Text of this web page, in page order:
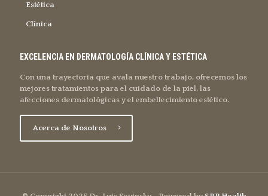
Estética
Clínica
EXCELENCIA EN DERMATOLOGÍA CLÍNICA Y ESTÉTICA
Con una trayectoria que avala nuestro trabajo, ofrecemos los
mejores tratamientos para el cuidado de la piel, las
afecciones dermatológicas y el embellecimiento estético.
Acerca de Nosotros